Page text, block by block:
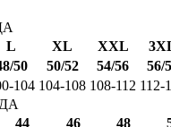
L XL XXL
50 50/52 54/56
56/
104 104-108 108-112 112-
44 46 48